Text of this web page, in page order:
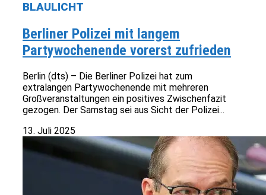
BLAULICHT
Berliner Polizei mit langem
Partywochenende vorerst zufrieden
Berlin (dts) – Die Berliner Polizei hat zum
extralangen Partywochenende mit mehreren
Großveranstaltungen ein positives Zwischenfazit
gezogen. Der Samstag sei aus Sicht der Polizei...
13. Juli 2025